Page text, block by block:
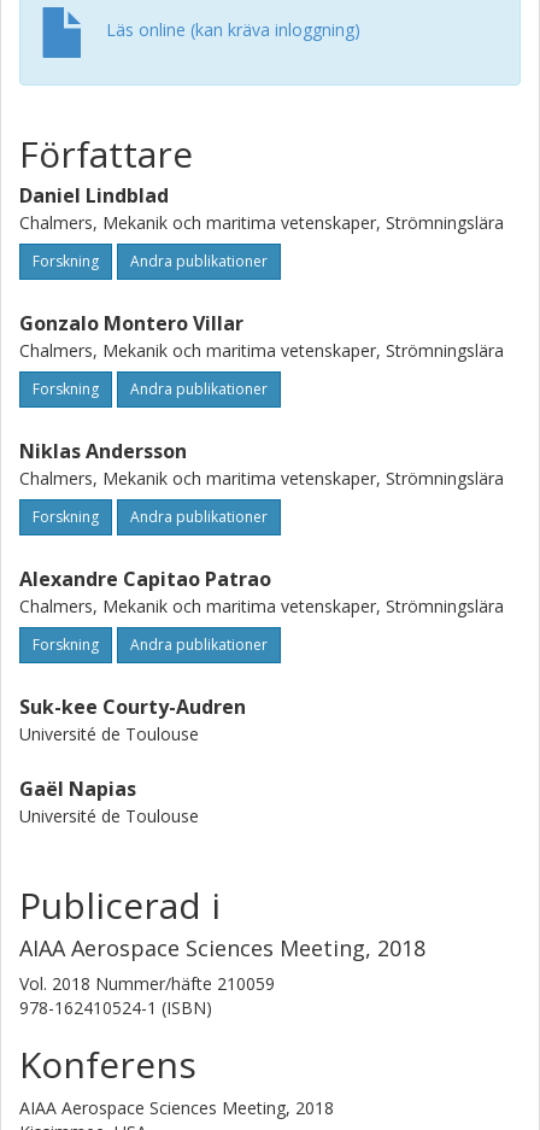
Läs online (kan kräva inloggning)
Författare
Daniel Lindblad
Chalmers, Mekanik och maritima vetenskaper, Strömningslära
Forskning Andra publikationer
Gonzalo Montero Villar
Chalmers, Mekanik och maritima vetenskaper, Strömningslära
Forskning Andra publikationer
Niklas Andersson
Chalmers, Mekanik och maritima vetenskaper, Strömningslära
Forskning Andra publikationer
Alexandre Capitao Patrao
Chalmers, Mekanik och maritima vetenskaper, Strömningslära
Forskning Andra publikationer
Suk-kee Courty-Audren
Université de Toulouse
Gaël Napias
Université de Toulouse
Publicerad i
AIAA Aerospace Sciences Meeting, 2018
Vol. 2018 Nummer/häfte 210059
978-162410524-1 (ISBN)
Konferens
AIAA Aerospace Sciences Meeting, 2018